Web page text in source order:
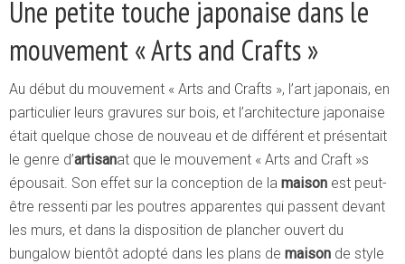
Une petite touche japonaise dans le
mouvement « Arts and Crafts »
Au début du mouvement « Arts and Crafts », l’art japonais, en
particulier leurs gravures sur bois, et l’architecture japonaise
était quelque chose de nouveau et de différent et présentait
le genre d’artisanat que le mouvement « Arts and Craft »s
épousait. Son effet sur la conception de la maison est peut-
être ressenti par les poutres apparentes qui passent devant
les murs, et dans la disposition de plancher ouvert du
bungalow bientôt adopté dans les plans de maison de style